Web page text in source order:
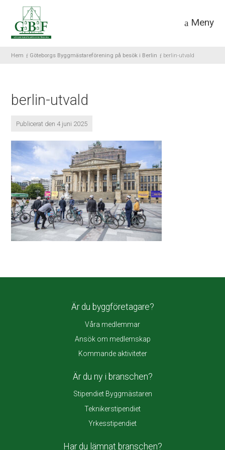
Meny
Hem Göteborgs Byggmästareförening på besök i Berlin berlin-utvald
berlin-utvald
Publicerat den 4 juni 2025
Är du byggföretagare?
Våra medlemmar
Ansök om medlemskap
Kommande aktiviteter
Är du ny i branschen?
Stipendiet Byggmästaren
Teknikerstipendiet
Yrkesstipendiet
Har du lämnat branschen?